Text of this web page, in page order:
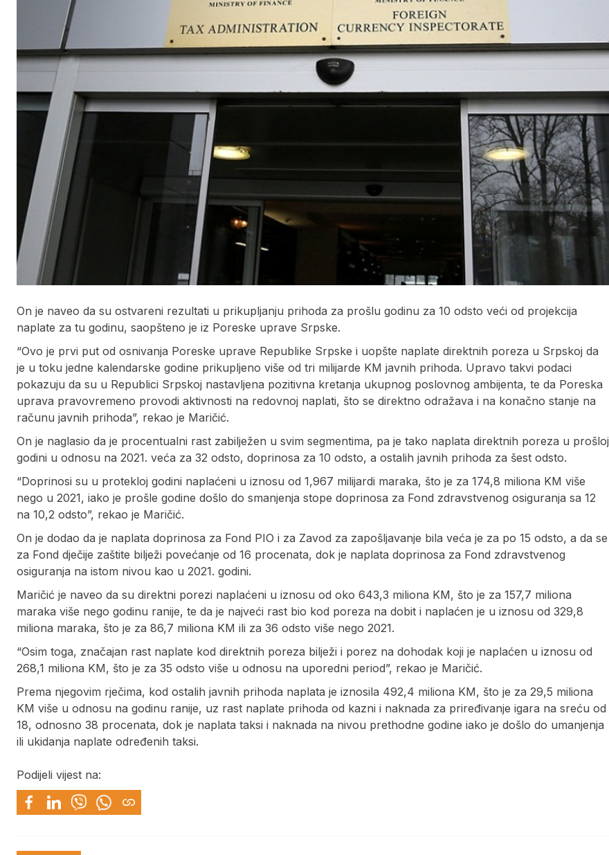
On je naveo da su ostvareni rezultati u prikupljanju prihoda za prošlu godinu za 10 odsto veći od projekcija
naplate za tu godinu, saopšteno je iz Poreske uprave Srpske.
“Ovo je prvi put od osnivanja Poreske uprave Republike Srpske i uopšte naplate direktnih poreza u Srpskoj da
je u toku jedne kalendarske godine prikupljeno više od tri milijarde KM javnih prihoda. Upravo takvi podaci
pokazuju da su u Republici Srpskoj nastavljena pozitivna kretanja ukupnog poslovnog ambijenta, te da Poreska
uprava pravovremeno provodi aktivnosti na redovnoj naplati, što se direktno odražava i na konačno stanje na
računu javnih prihoda”, rekao je Maričić.
On je naglasio da je procentualni rast zabilježen u svim segmentima, pa je tako naplata direktnih poreza u prošloj
godini u odnosu na 2021. veća za 32 odsto, doprinosa za 10 odsto, a ostalih javnih prihoda za šest odsto.
“Doprinosi su u protekloj godini naplaćeni u iznosu od 1,967 milijardi maraka, što je za 174,8 miliona KM više
nego u 2021, iako je prošle godine došlo do smanjenja stope doprinosa za Fond zdravstvenog osiguranja sa 12
na 10,2 odsto”, rekao je Maričić.
On je dodao da je naplata doprinosa za Fond PIO i za Zavod za zapošljavanje bila veća je za po 15 odsto, a da se
za Fond dječije zaštite bilježi povećanje od 16 procenata, dok je naplata doprinosa za Fond zdravstvenog
osiguranja na istom nivou kao u 2021. godini.
Maričić je naveo da su direktni porezi naplaćeni u iznosu od oko 643,3 miliona KM, što je za 157,7 miliona
maraka više nego godinu ranije, te da je najveći rast bio kod poreza na dobit i naplaćen je u iznosu od 329,8
miliona maraka, što je za 86,7 miliona KM ili za 36 odsto više nego 2021.
“Osim toga, značajan rast naplate kod direktnih poreza bilježi i porez na dohodak koji je naplaćen u iznosu od
268,1 miliona KM, što je za 35 odsto više u odnosu na uporedni period”, rekao je Maričić.
Prema njegovim rječima, kod ostalih javnih prihoda naplata je iznosila 492,4 miliona KM, što je za 29,5 miliona
KM više u odnosu na godinu ranije, uz rast naplate prihoda od kazni i naknada za priređivanje igara na sreću od
18, odnosno 38 procenata, dok je naplata taksi i naknada na nivou prethodne godine iako je došlo do umanjenja
ili ukidanja naplate određenih taksi.
Podijeli vijest na: